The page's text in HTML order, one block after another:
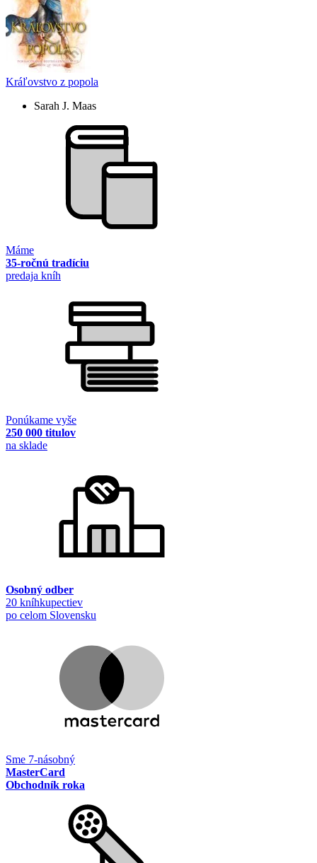
Kráľovstvo z popola
Sarah J. Maas
Máme
35-ročnú tradíciu
predaja kníh
Ponúkame vyše
250 000 titulov
na sklade
Osobný odber
20 kníhkupectiev
po celom Slovensku
Sme 7-násobný
MasterCard
Obchodník roka